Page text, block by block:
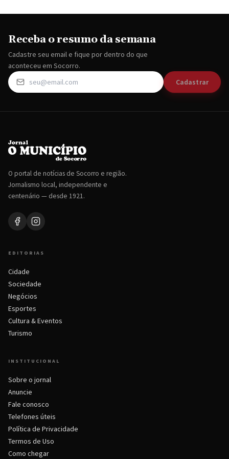
Receba o resumo da semana
Cadastre seu email e fique por dentro do que
aconteceu em Socorro.
Cadastrar
O portal de notícias de Socorro e região.
Jornalismo local, independente e
centenário — desde 1921.
EDITORIAS
Cidade
Sociedade
Negócios
Esportes
Cultura & Eventos
Turismo
INSTITUCIONAL
Sobre o jornal
Anuncie
Fale conosco
Telefones úteis
Política de Privacidade
Termos de Uso
Como chegar